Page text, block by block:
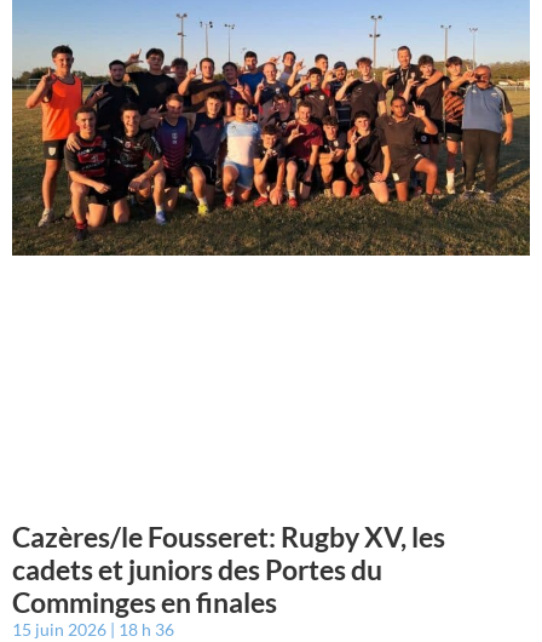
Cazères/le Fousseret: Rugby XV, les
cadets et juniors des Portes du
Comminges en finales
15 juin 2026 18 h 36